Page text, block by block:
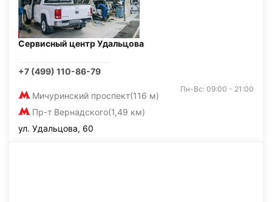
Сервисный центр Удальцова
+7 (499) 110-86-79
Мичуринский проспект(116 м)
Пр-т Вернадского(1,49 км)
Пн-Вс: 09:00 - 21:00
ул. Удальцова, 60